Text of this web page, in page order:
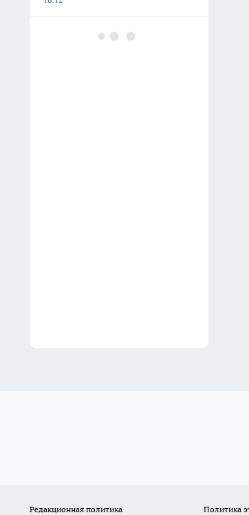
Воронежский водитель
Редакционная политика Политика